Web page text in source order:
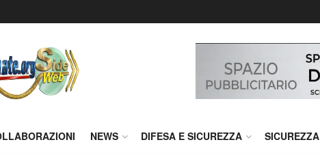
NEWS DIFESA E SICUREZZA SICUREZZA